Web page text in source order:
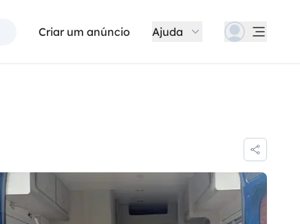
Criar um anúncio Ajuda